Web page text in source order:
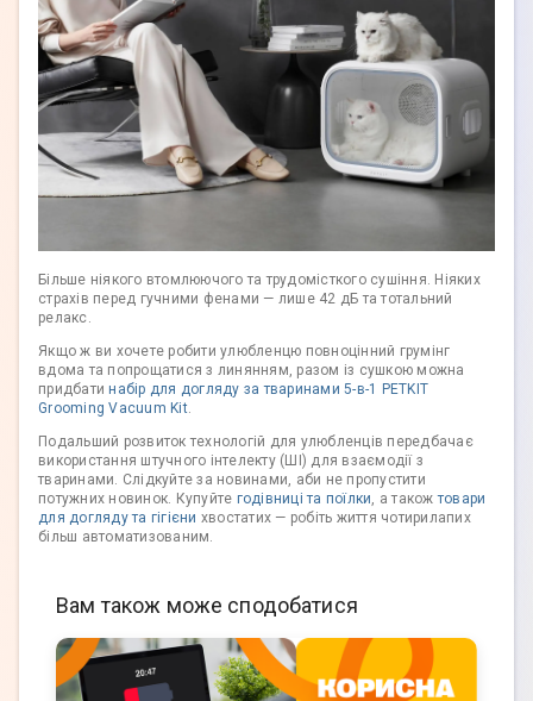
Більше ніякого втомлюючого та трудомісткого сушіння. Ніяких
страхів перед гучними фенами — лише 42 дБ та тотальний
релакс.
Якщо ж ви хочете робити улюбленцю повноцінний грумінг
вдома та попрощатися з линянням, разом із сушкою можна
придбатинабір для догляду за тваринами 5-в-1 PETKIT
Grooming Vacuum Kit.
Подальший розвиток технологій для улюбленців передбачає
використання штучного інтелекту (ШІ) для взаємодії з
тваринами. Слідкуйте за новинами, аби не пропустити
потужних новинок. Купуйте годівниці та поїлки, а такожтовари
для догляду та гігієни хвостатих — робіть життя чотирилапих
більш автоматизованим.
Вам також може сподобатися